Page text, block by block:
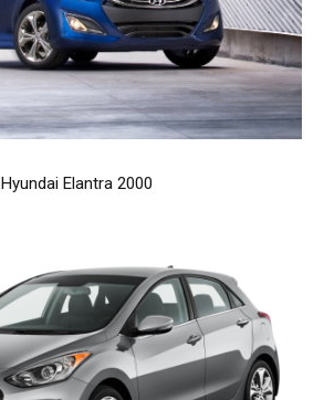
Hyundai Elantra 2000